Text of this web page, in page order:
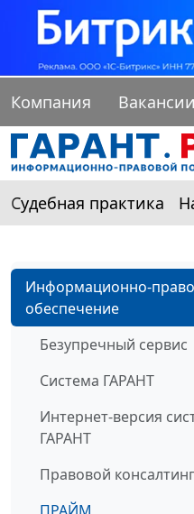
Компания Вакансии
Судебная практика
Информационно-
обеспечение
Безупречный сервис
Система ГАРАНТ
Интернет-версия
ГАРАНТ
Правовой консалтинг